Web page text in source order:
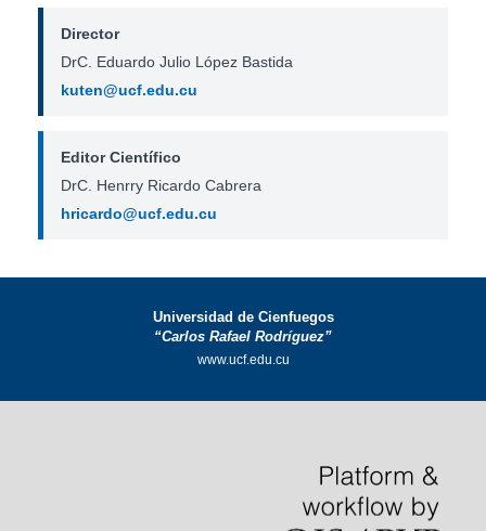
Director
DrC. Eduardo Julio López Bastida
kuten@ucf.edu.cu
Editor Científico
DrC. Henrry Ricardo Cabrera
hricardo@ucf.edu.cu
Universidad de Cienfuegos
“Carlos Rafael Rodríguez”
www.ucf.edu.cu